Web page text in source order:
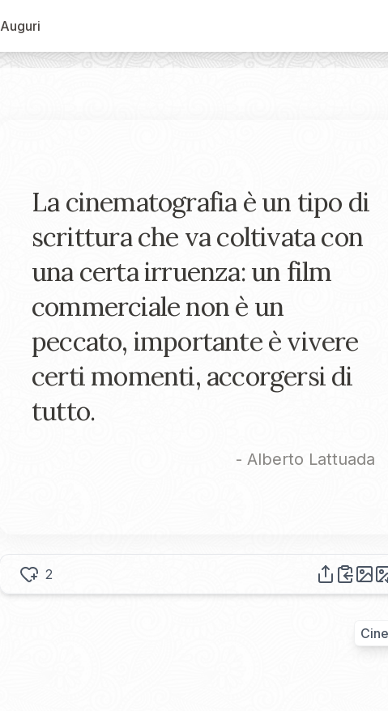
Auguri
La cinematografia è un tipo di
scrittura che va coltivata con
una certa irruenza: un film
commerciale non è un
peccato, importante è vivere
certi momenti, accorgersi di
tutto.
- Alberto Lattuada
2